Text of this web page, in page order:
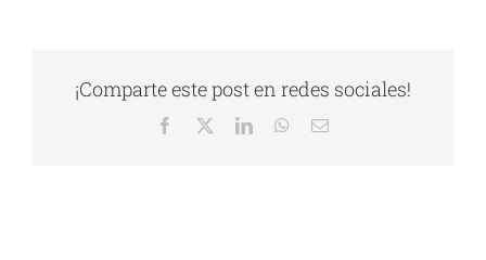
¡Comparte este post en redes sociales!
Facebook LinkedInWhatsApp
Correo